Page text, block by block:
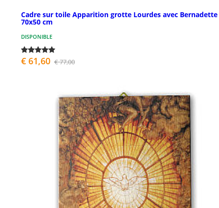
Cadre sur toile Apparition grotte Lourdes avec Bernadette
70x50 cm
DISPONIBLE
€ 61,60 € 77,00